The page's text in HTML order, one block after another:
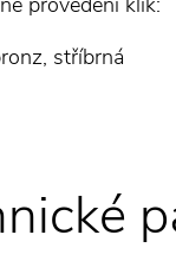
stříbrná